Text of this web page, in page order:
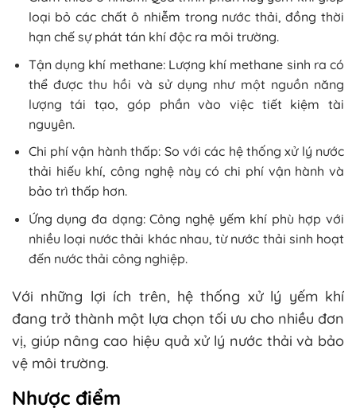
loại bỏ các chất ô nhiễm trong nước thải, đồng thời
hạn chế sự phát tán khí độc ra môi trường.
Tận dụng khí methane: Lượng khí methane sinh ra có
thể được thu hồi và sử dụng như một nguồn năng
lượng tái tạo, góp phần vào việc tiết kiệm tài
nguyên.
Chi phí vận hành thấp: So với các hệ thống xử lý nước
thải hiếu khí, công nghệ này có chi phí vận hành và
bảo trì thấp hơn.
Ứng dụng đa dạng: Công nghệ yếm khí phù hợp với
nhiều loại nước thải khác nhau, từ nước thải sinh hoạt
đến nước thải công nghiệp.
Với những lợi ích trên, hệ thống xử lý yếm khí
đang trở thành một lựa chọn tối ưu cho nhiều đơn
vị, giúp nâng cao hiệu quả xử lý nước thải và bảo
vệ môi trường.
Nhược điểm